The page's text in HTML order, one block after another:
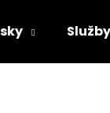
Služby